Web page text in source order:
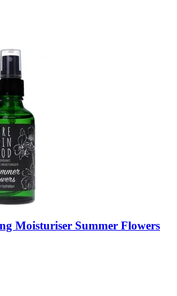
Moisturiser Summer Flowers